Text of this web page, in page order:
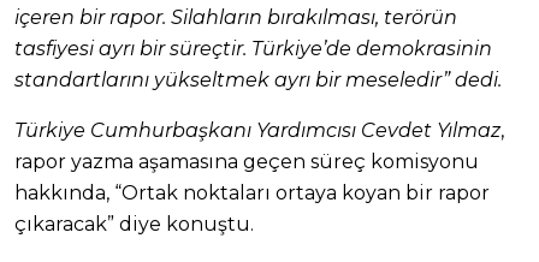
içeren bir rapor. Silahların bırakılması, terörün
tasfiyesi ayrı bir süreçtir. Türkiye’de demokrasinin
standartlarını yükseltmek ayrı bir meseledir” dedi.
Türkiye Cumhurbaşkanı Yardımcısı Cevdet Yılmaz,
rapor yazma aşamasına geçen süreç komisyonu
hakkında, “Ortak noktaları ortaya koyan bir rapor
çıkaracak” diye konuştu.